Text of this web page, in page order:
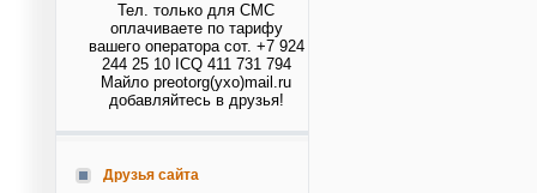
Тел. только для СМС
оплачиваете по тарифу
вашего оператора сот. +7 924
244 25 10 ICQ 411 731 794
Майло preotorg(ухо)mail.ru
добавляйтесь в друзья!
Друзья сайта